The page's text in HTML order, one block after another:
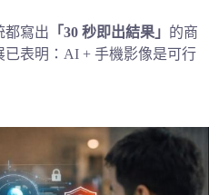
都寫出 「30 秒即出結果」 的商
表明：AI + 手機影像是可行